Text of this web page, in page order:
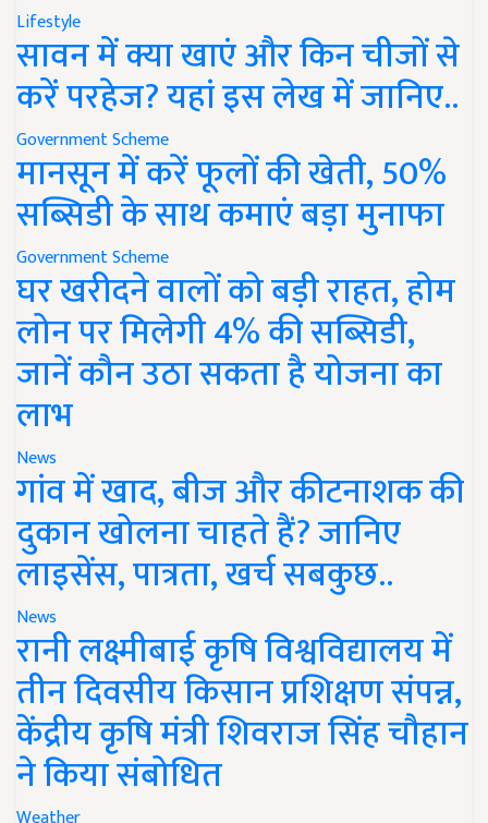
Lifestyle
सावन में क्या खाएं और किन चीजों से
करें परहेज? यहां इस लेख में जानिए..
Government Scheme
मानसून में करें फूलों की खेती, 50%
सब्सिडी के साथ कमाएं बड़ा मुनाफा
Government Scheme
घर खरीदने वालों को बड़ी राहत, होम
लोन पर मिलेगी 4% की सब्सिडी,
जानें कौन उठा सकता है योजना का
लाभ
News
गांव में खाद, बीज और कीटनाशक की
दुकान खोलना चाहते हैं? जानिए
लाइसेंस, पात्रता, खर्च सबकुछ..
News
रानी लक्ष्मीबाई कृषि विश्वविद्यालय में
तीन दिवसीय किसान प्रशिक्षण संपन्न,
केंद्रीय कृषि मंत्री शिवराज सिंह चौहान
ने किया संबोधित